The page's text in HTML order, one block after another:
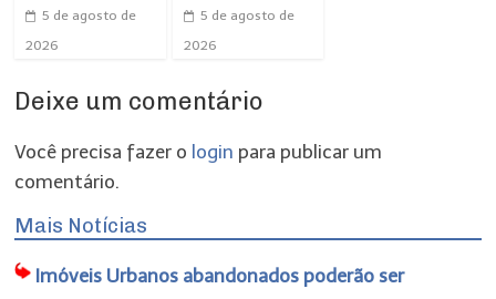
5 de agosto de
2026
5 de agosto de
2026
Deixe um comentário
Você precisa fazer o login para publicar um
comentário.
Mais Notícias
Imóveis Urbanos abandonados poderão ser